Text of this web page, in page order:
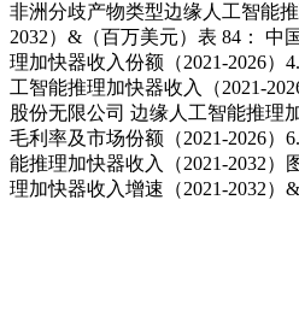
非洲分歧产物类型边缘人工智能
2032）&（百万美元）表 84： 中
理加快器收入份额（2021-2026）
工智能推理加快器收入（2021-
股份无限公司 边缘人工智能推理
毛利率及市场份额（2021-2026）
能推理加快器收入（2021-2032）
理加快器收入增速（2021-2032）